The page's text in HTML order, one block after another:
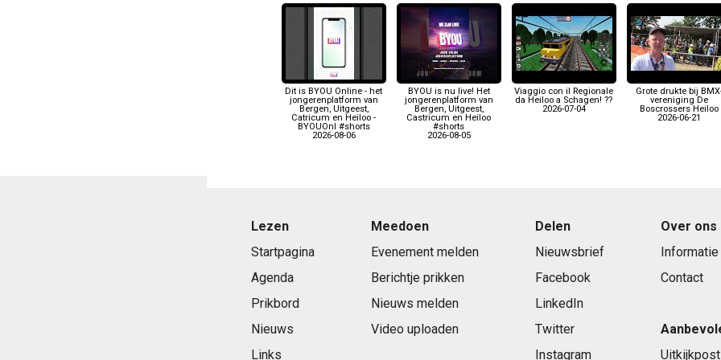
Dit is BYOU Online - het
jongerenplatform van
Bergen, Uitgeest,
Catricum en Heiloo -
BYOUOnl #shorts
2026-08-06
BYOU is nu live! Het
jongerenplatform van
Bergen, Uitgeest,
Castricum en Heiloo
#shorts
2026-08-05
Viaggio con il Regionale
da Heiloo a Schagen! ??
2026-07-04
Grote drukte bij
vereniging De
Boscrossers Heiloo
2026-06-21
Lezen
Startpagina
Agenda
Prikbord
Nieuws
Links
Meedoen
Evenement melden
Berichtje prikken
Nieuws melden
Video uploaden
Delen
Nieuwsbrief
Facebook
LinkedIn
Twitter
Instagram
Over ons
Informatie
Contact
Uitkijkpost